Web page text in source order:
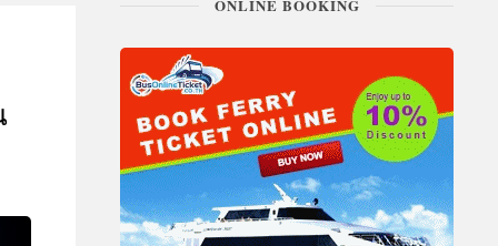
ONLINE BOOKING